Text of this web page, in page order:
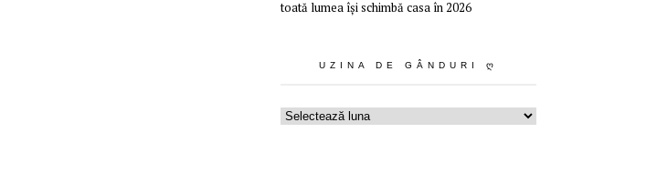
toată lumea își schimbă casa în 2026
UZINA DE GÂNDURI Ღ
Uzina